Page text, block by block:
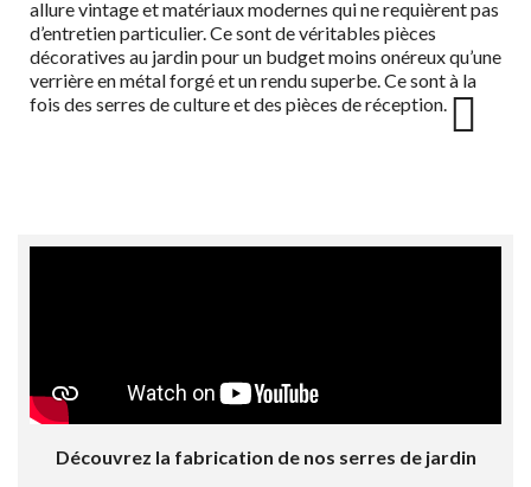
allure vintage et matériaux modernes qui ne requièrent pas
d’entretien particulier. Ce sont de véritables pièces
décoratives au jardin pour un budget moins onéreux qu’une
verrière en métal forgé et un rendu superbe. Ce sont à la
fois des serres de culture et des pièces de réception.
Découvrez la fabrication de nos serres de jardin